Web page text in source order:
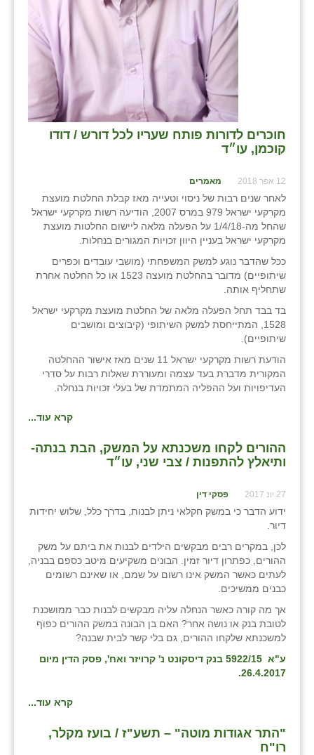
חוכרים לדורות פותח שעריו לכל דורש / דודו
קוכמן, עו״ד
12 אפר 2018 מאמרים
לאחר שנים רבות של ניסוי וטעייה מאז קבלת החלטת מועצת
מקרקעי ישראל 979 במרס 2007, הודיעה רשות מקרקעי ישראל
שהחל מה-1/4/18 על הפעלה מלאה ליישום החלטות מועצת
מקרקעי ישראל בעניין היוון זכויות המגורים בנחלות.
ככל שהדבר נוגע למשק המשפחתי (מושבי עובדים וכפרים
שיתופיים) מדובר בהחלטת מועצה 1523 או כל החלטה אחרת
שתחליף אותה.
בד בבד תחל הפעלה מלאה של החלטת מועצת מקרקעי ישראל
1528, המתייחסת למשק השיתופי (קיבוצים ומושבים
שיתופיים).
הודעת רשות מקרקעי ישראל 11 שנים מאז אישור ההחלטה
המקורית מדברת בעד עצמה ומעוררת שאלות רבות על סדרי
העדיפויות ועל ההפליה המתמדת של בעלי זכויות בנחלה.
קרא עוד...
ההורים לקחו משכנתא על המשק, הבת בנתה-
ותיאלץ להתפנות / צבי שני, עו״ד
27 יונ 2017 פסקי דין
ידוע הדבר כי במשק חקלאי ניתן לבנות, בדרך כלל, שלוש יחידות
דיור.
לכן, במקרים רבים מבקשים הילדים לבנות את ביתם על משק
ההורים, כפתרון דיור זמין. הבונים משקיעים מיטב כספם בבניה,
לעתים כאשר המשק אינו רשום על שמם, או שאינם רשומים
כבנים ממשיכים.
אך מה קורה כאשר הנחלה עליה מבקשים לבנות כבר ממושכנת
לטובת בנק או נושה אחר? האם בן הבונה במשק ההורים כפוף
למשכנתא שלקחו ההורים, גם בלי קשר לבית שבנה?
ע"א 5922/15 בנק דיסקונט נ' קרויזר ואח', פסק הדין מיום
26.4.2017.
קרא עוד...
"התר אגודות מוטה" – תשע"ז / בועז מקלר,
רו"ח